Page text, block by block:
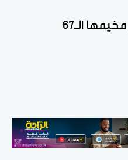
شبيبة بناء الوطن تفتتح مخيمها الـ67